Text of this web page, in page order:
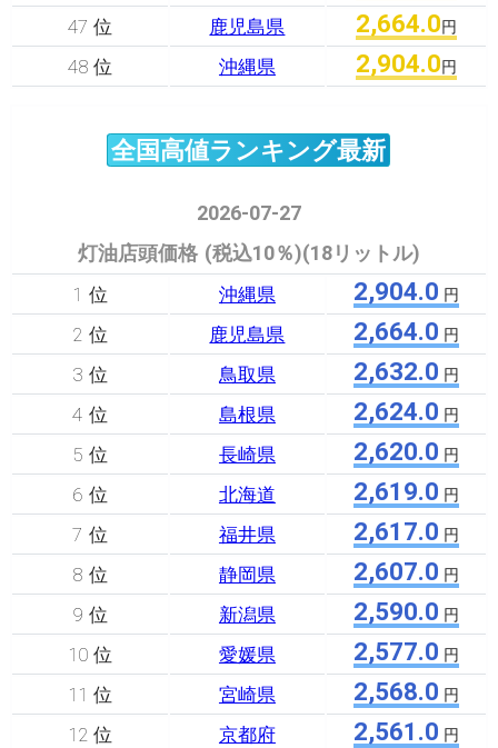
47 位 鹿児島県 2,664.0円
48 位 沖縄県 2,904.0円
全国高値ランキング最新
2026-07-27
灯油店頭価格 (税込10％)(18リットル)
1 位 沖縄県 2,904.0 円
2 位 鹿児島県 2,664.0 円
3 位 鳥取県 2,632.0 円
4 位 島根県 2,624.0 円
5 位 長崎県 2,620.0 円
6 位 北海道 2,619.0 円
7 位 福井県 2,617.0 円
8 位 静岡県 2,607.0 円
9 位 新潟県 2,590.0 円
10 位 愛媛県 2,577.0 円
11 位 宮崎県 2,568.0 円
12 位 京都府 2,561.0 円